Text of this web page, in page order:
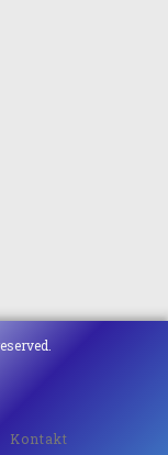
Kontakt